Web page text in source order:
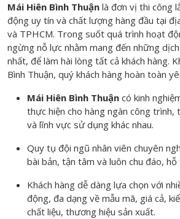
Mái Hiên Bình Thuận là đơn vị thi công
động uy tín và chất lượng hàng đầu tại
và TPHCM. Trong suốt quá trình hoạt
ngừng nỗ lực nhằm mang đến những
nhất, để làm hài lòng tất cả khách hàng.
Bình Thuận, quý khách hàng hoàn toàn
Mái Hiên Bình Thuận có kinh
thực hiện cho hàng ngàn công trình,
và lĩnh vực sử dụng khác nhau.
Quy tụ đội ngũ nhân viên chuyên
bài bản, tận tâm và luôn chu đáo,
Khách hàng dễ dàng lựa chọn với
động, đa dạng về mẫu mã, giá cả,
chất liệu, thương hiệu sản xuất.